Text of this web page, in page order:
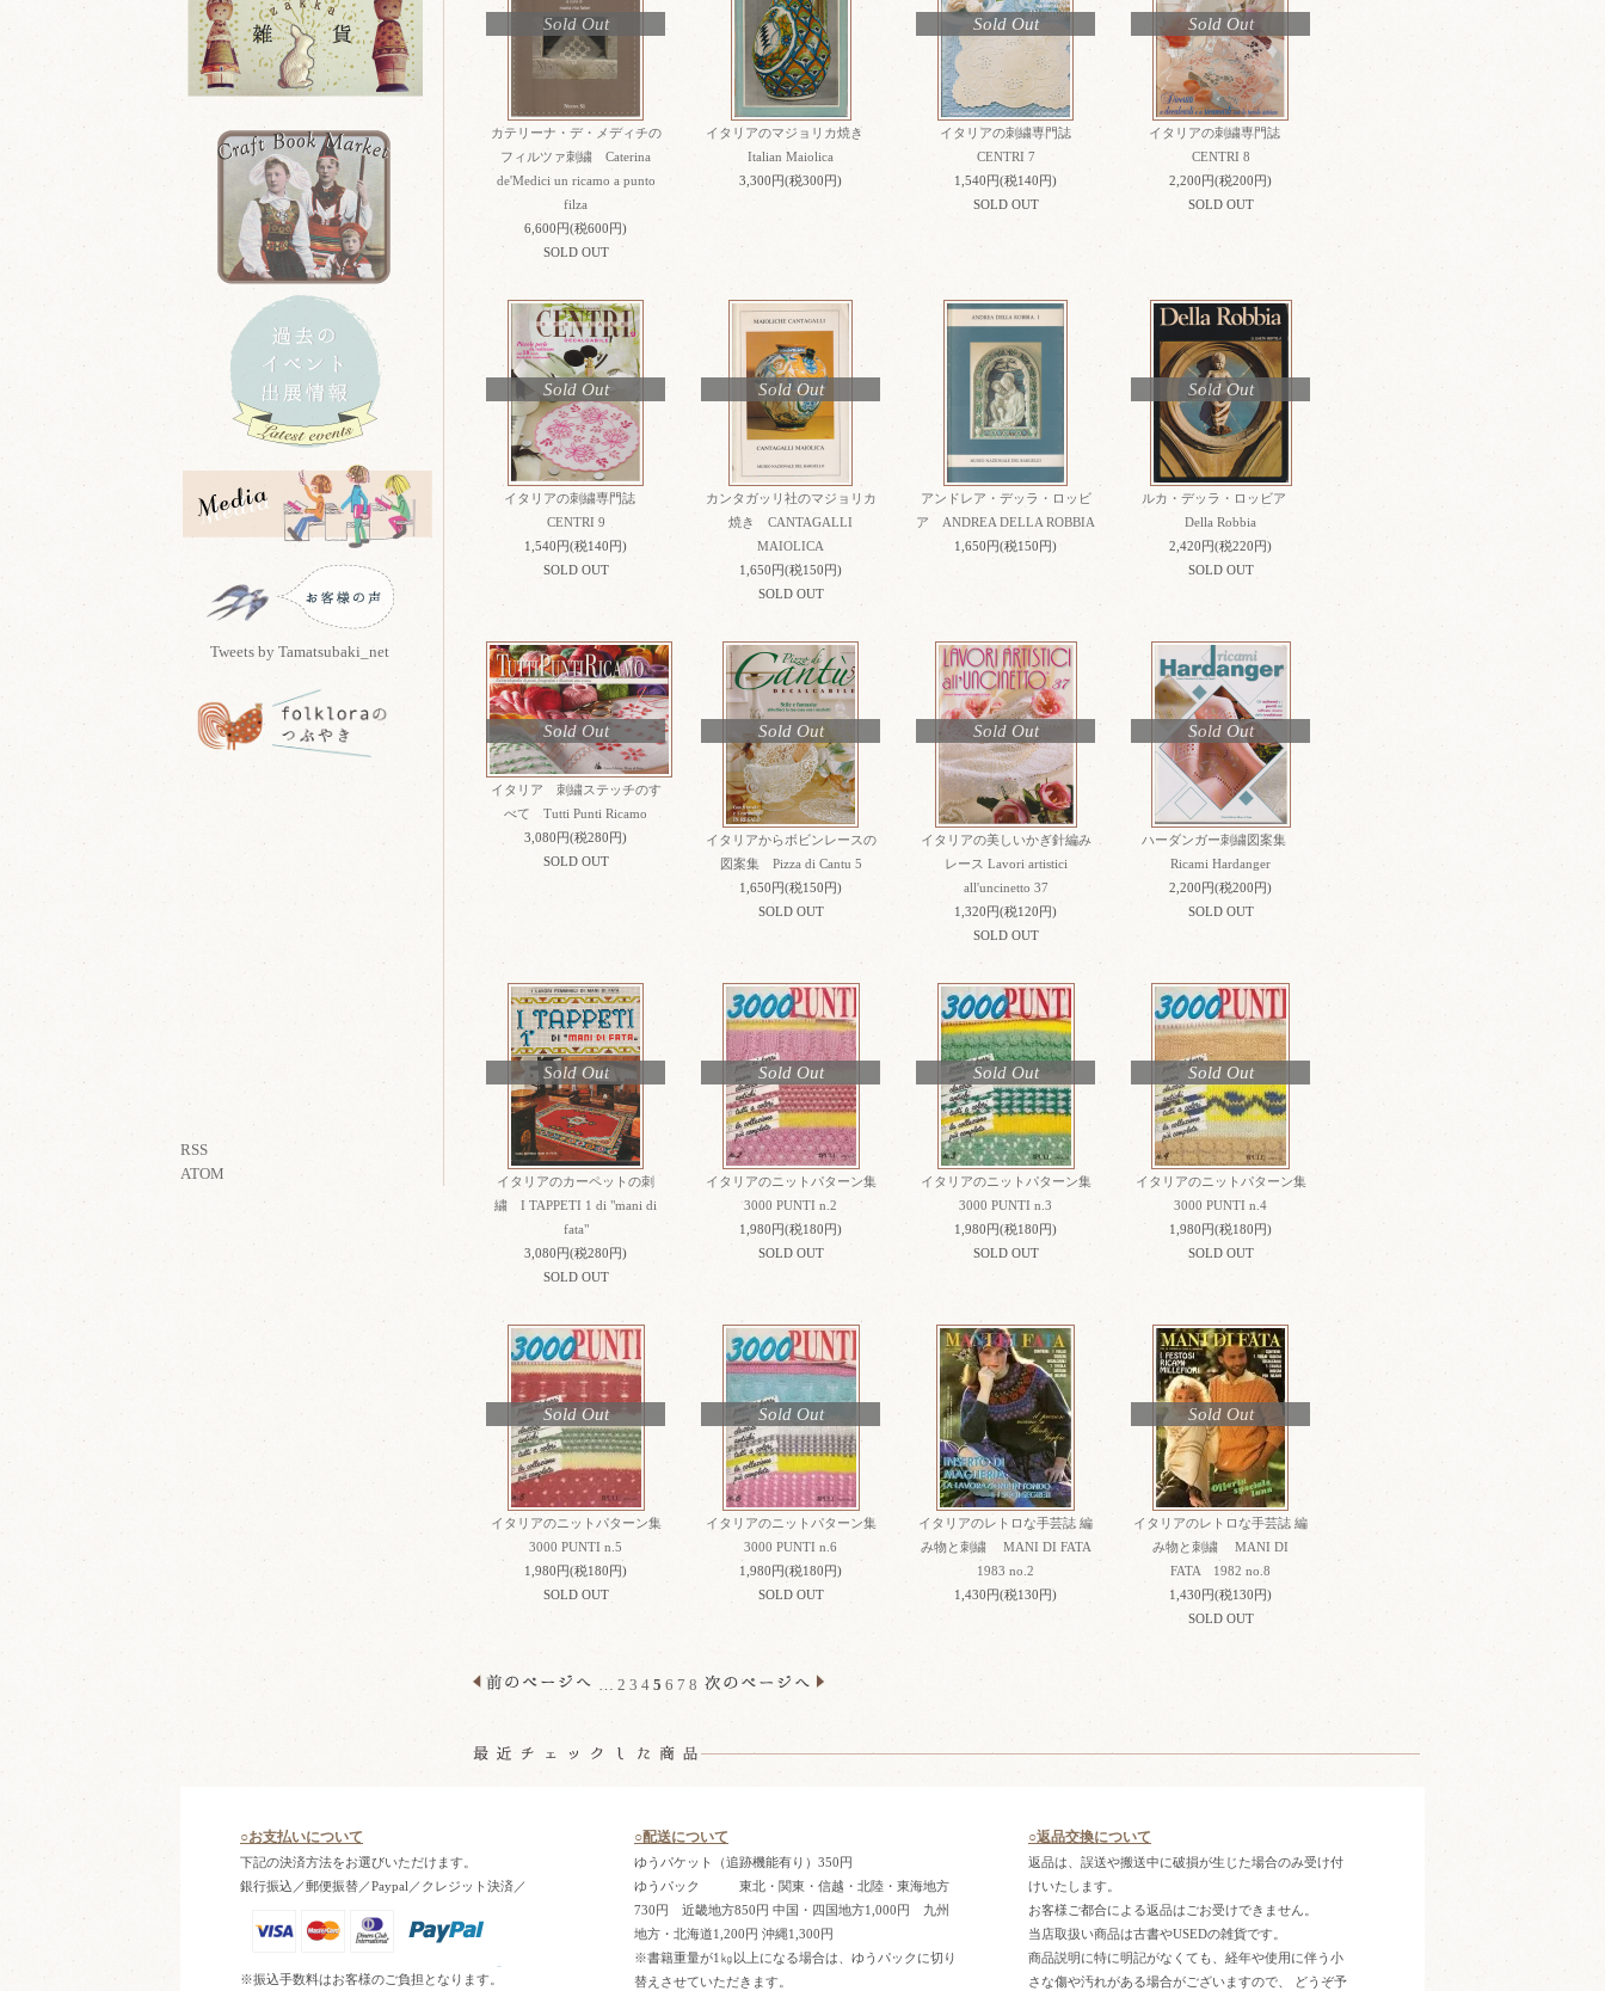
Tweets by Tamatsubaki_net
RSS
ATOM
Sold Out
カテリーナ・デ・メディチの
フィルツァ刺繍 Caterina
de'Medici un ricamo a punto
filza
6,600円(税600円)
SOLD OUT
イタリアのマジョリカ焼き
Italian Maiolica
3,300円(税300円)
Sold Out
イタリアの刺繍専門誌
CENTRI 7
1,540円(税140円)
SOLD OUT
Sold Out
イタリアの刺繍専門誌
CENTRI 8
2,200円(税200円)
SOLD OUT
Sold Out
イタリアの刺繍専門誌
CENTRI 9
1,540円(税140円)
SOLD OUT
Sold Out
カンタガッリ社のマジョリカ
焼き CANTAGALLI
MAIOLICA
1,650円(税150円)
SOLD OUT
アンドレア・デッラ・ロッビ
ア ANDREA DELLA ROBBIA
1,650円(税150円)
Sold Out
ルカ・デッラ・ロッビア
Della Robbia
2,420円(税220円)
SOLD OUT
Sold Out
イタリア 刺繍ステッチのす
べて Tutti Punti Ricamo
3,080円(税280円)
SOLD OUT
Sold Out
イタリアからボビンレースの
図案集 Pizza di Cantu 5
1,650円(税150円)
SOLD OUT
Sold Out
イタリアの美しいかぎ針編み
レース Lavori artistici
all'uncinetto 37
1,320円(税120円)
SOLD OUT
Sold Out
ハーダンガー刺繍図案集
Ricami Hardanger
2,200円(税200円)
SOLD OUT
Sold Out
イタリアのカーペットの刺
繍 I TAPPETI 1 di "mani di
fata"
3,080円(税280円)
SOLD OUT
Sold Out
イタリアのニットパターン集
3000 PUNTI n.2
1,980円(税180円)
SOLD OUT
Sold Out
イタリアのニットパターン集
3000 PUNTI n.3
1,980円(税180円)
SOLD OUT
Sold Out
イタリアのニットパターン集
3000 PUNTI n.4
1,980円(税180円)
SOLD OUT
Sold Out
イタリアのニットパターン集
3000 PUNTI n.5
1,980円(税180円)
SOLD OUT
Sold Out
イタリアのニットパターン集
3000 PUNTI n.6
1,980円(税180円)
SOLD OUT
イタリアのレトロな手芸誌 編
み物と刺繍 MANI DI FATA
1983 no.2
1,430円(税130円)
Sold Out
イタリアのレトロな手芸誌 編
み物と刺繍 MANI DI
FATA 1982 no.8
1,430円(税130円)
SOLD OUT
2 3 4 5 6 7 8
○お支払いについて
下記の決済方法をお選びいただけます。
銀行振込／郵便振替／Paypal／クレジット決済／
※振込手数料はお客様のご負担となります。
○配送について
ゆうパケット（追跡機能有り）350円
ゆうパック 東北・関東・信越・北陸・東海地方
730円 近畿地方850円 中国・四国地方1,000円 九州
地方・北海道1,200円 沖縄1,300円
※書籍重量が1㎏以上になる場合は、ゆうパックに切り
替えさせていただきます。
○返品交換について
返品は、誤送や搬送中に破損が生じた場合のみ受け付
けいたします。
お客様ご都合による返品はごお受けできません。
当店取扱い商品は古書やUSEDの雑貨です。
商品説明に特に明記がなくても、経年や使用に伴う小
さな傷や汚れがある場合がございますので、 どうぞ予